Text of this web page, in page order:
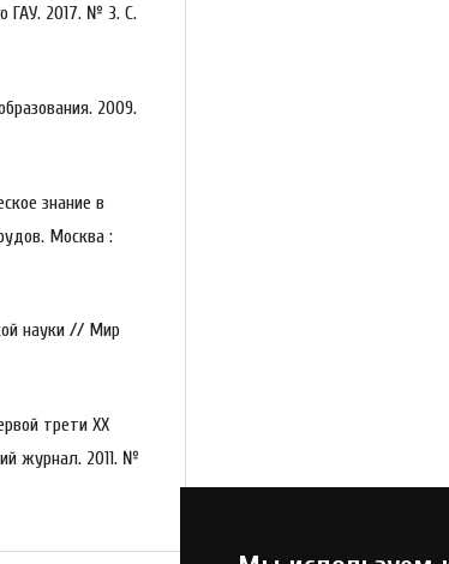
ГАУ. 2017. № 3. С.
2009.
знание в
Москва :
науки // Мир
трети ХХ
журнал. 2011. №